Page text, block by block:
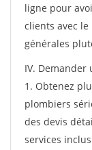
ligne pour
clients avec
générales
IV. Demander
1. Obtenez
plombiers
des devis
services